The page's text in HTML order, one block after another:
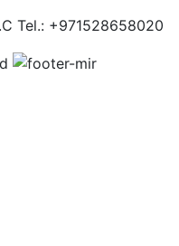
Tel.: +971528658020